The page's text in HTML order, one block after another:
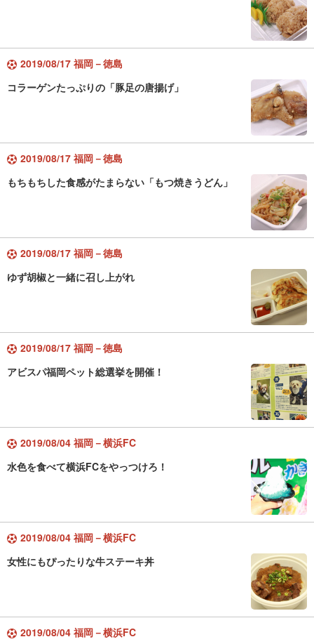
2019/08/17 福岡－徳島
コラーゲンたっぷりの「豚足の唐揚げ」
2019/08/17 福岡－徳島
もちもちした食感がたまらない「もつ焼きうどん」
2019/08/17 福岡－徳島
ゆず胡椒と一緒に召し上がれ
2019/08/17 福岡－徳島
アビスパ福岡ペット総選挙を開催！
2019/08/04 福岡－横浜FC
水色を食べて横浜FCをやっつけろ！
2019/08/04 福岡－横浜FC
女性にもぴったりな牛ステーキ丼
2019/08/04 福岡－横浜FC